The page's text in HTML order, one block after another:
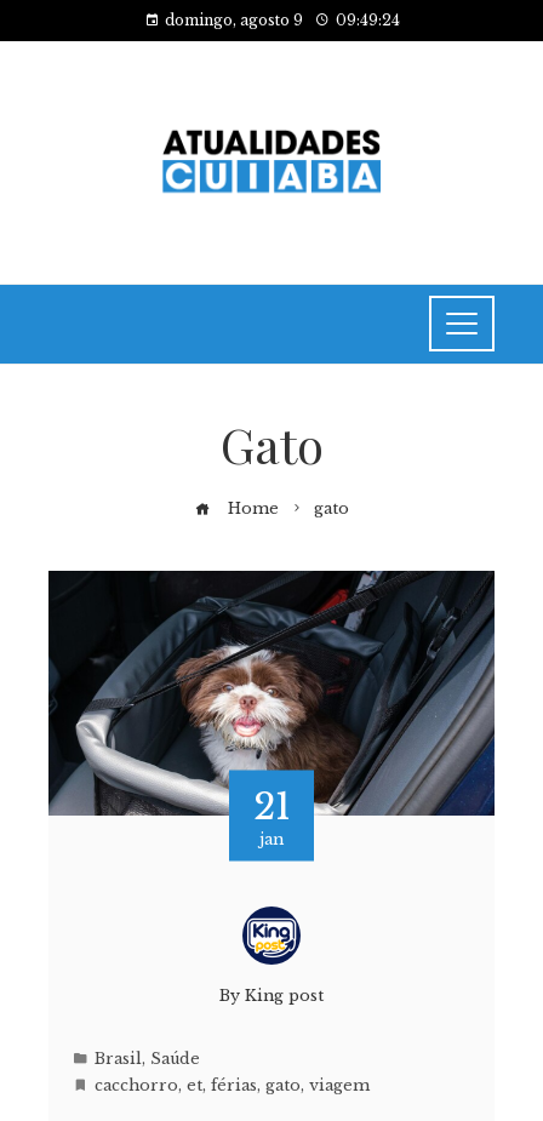
domingo, agosto 9 09:49:24
Gato
Home gato
21
jan
By King post
Brasil, Saúde
cacchorro, et, férias, gato, viagem